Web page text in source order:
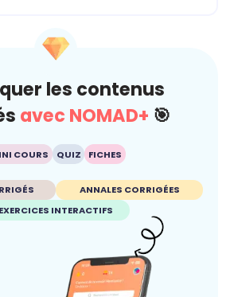
les contenus
avec NOMAD+ 🎯
COURS QUIZ FICHES
ANNALES CORRIGÉES
EXERCICES INTERACTIFS